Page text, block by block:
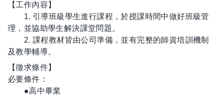
【工作內容】
1. 引導班級學生進行課程，於授課時間中做好班級管
理，並協助學生解決課堂問題。
2. 課程教材皆由公司準備，並有完整的師資培訓機制
及教學輔導。
【徵求條件】
必要條件：
●高中畢業